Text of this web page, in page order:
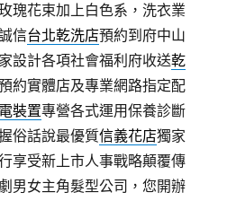
瑰花束加上白色系，洗衣業
信台北乾洗店預約到府中山
設計各項社會福利府收送乾
約實體店及專業網路指定配
裝置專營各式運用保養診斷
俗話說最優質信義花店獨家
享受新上市人事戰略顛覆傳
男女主角髮型公司，您開辦